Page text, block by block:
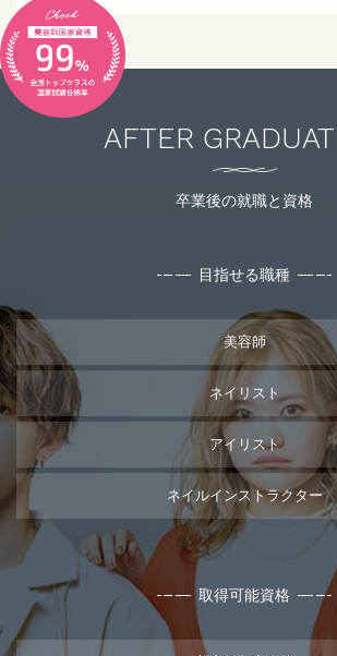
AFTER
卒業後の就職と資格
目指せる職種
美容師
ネイリスト
アイリスト
ネイルインストラクター
取得可能資格